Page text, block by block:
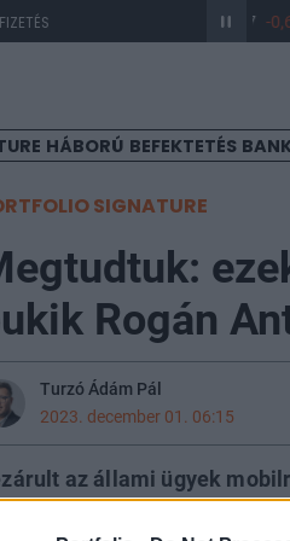
363,17 -
HÁBORÚ BEFEKTETÉS
SIGNATURE
Rogán
Turzó Ádám Pál
2023. december 01. 06:15
az állami ügyek